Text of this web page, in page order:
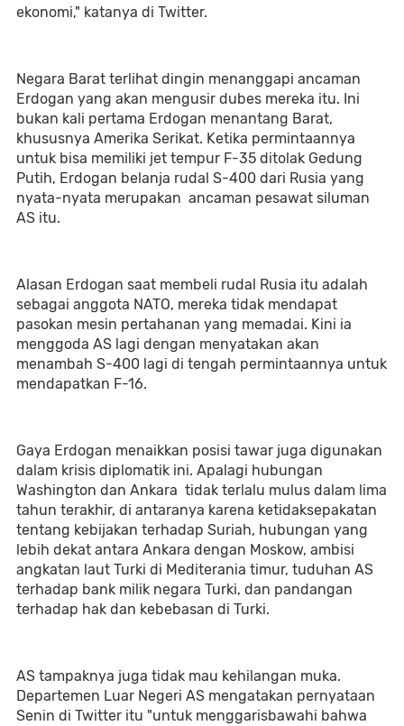
ekonomi," katanya di Twitter.
Negara Barat terlihat dingin menanggapi ancaman
Erdogan yang akan mengusir dubes mereka itu. Ini
bukan kali pertama Erdogan menantang Barat,
khususnya Amerika Serikat. Ketika permintaannya
untuk bisa memiliki jet tempur F-35 ditolak Gedung
Putih, Erdogan belanja rudal S-400 dari Rusia yang
nyata-nyata merupakan ancaman pesawat siluman
AS itu.
Alasan Erdogan saat membeli rudal Rusia itu adalah
sebagai anggota NATO, mereka tidak mendapat
pasokan mesin pertahanan yang memadai. Kini ia
menggoda AS lagi dengan menyatakan akan
menambah S-400 lagi di tengah permintaannya untuk
mendapatkan F-16.
Gaya Erdogan menaikkan posisi tawar juga digunakan
dalam krisis diplomatik ini. Apalagi hubungan
Washington dan Ankara tidak terlalu mulus dalam lima
tahun terakhir, di antaranya karena ketidaksepakatan
tentang kebijakan terhadap Suriah, hubungan yang
lebih dekat antara Ankara dengan Moskow, ambisi
angkatan laut Turki di Mediterania timur, tuduhan AS
terhadap bank milik negara Turki, dan pandangan
terhadap hak dan kebebasan di Turki.
AS tampaknya juga tidak mau kehilangan muka.
Departemen Luar Negeri AS mengatakan pernyataan
Senin di Twitter itu "untuk menggarisbawahi bahwa